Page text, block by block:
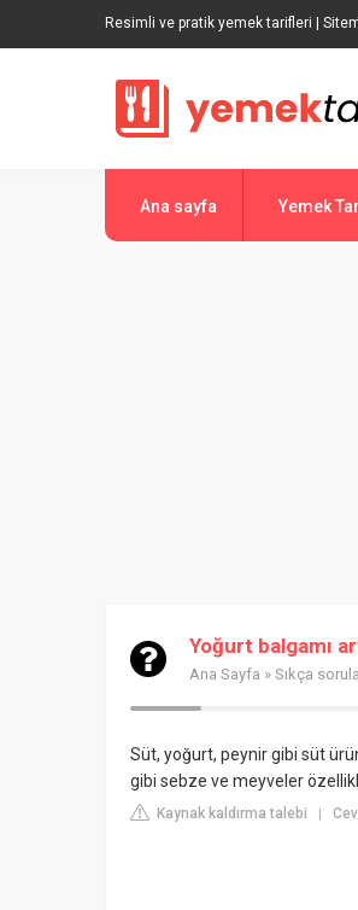
Resimli ve pratik yemek tarifleri |
Ana sayfa Yemek
Yoğurt balgamı
Ana Sayfa » Sıkça
Süt, yoğurt, peynir gibi süt
gibi sebze ve meyveler
Kaynak kaldırma talebi |